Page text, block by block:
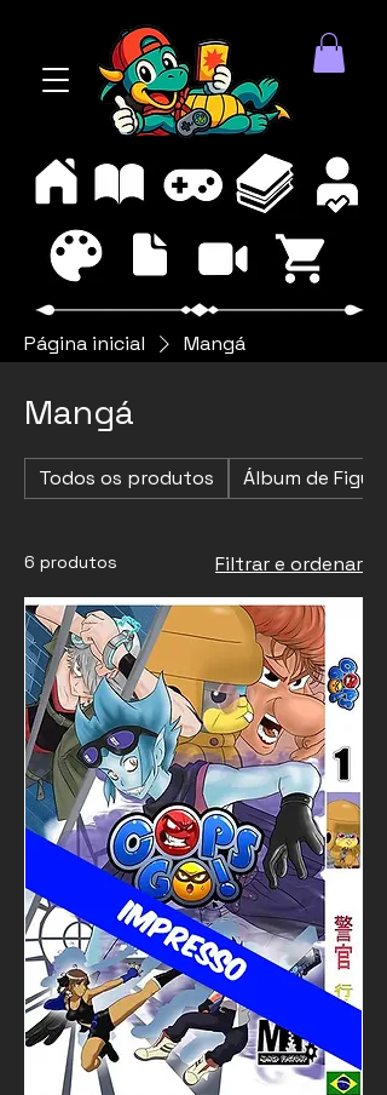
Página inicial Mangá
Mangá
Todos os produtos Álbum de
6 produtos Filtrar e ordenar